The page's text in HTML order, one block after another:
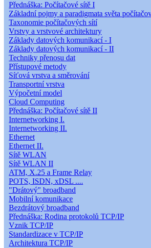
Přednáška: Počítačové sítě I
Základní pojmy a paradigmata světa
Taxonomie počítačových sítí
Vrstvy a vrstvové architektury
Základy datových komunikací - I
Základy datových komunikací - II
Techniky přenosu dat
Přístupové metody
Síťová vrstva a směrování
Transportní vrstva
Výpočetní model
Cloud Computing
Přednáška: Počítačové sítě II
Internetworking I.
Internetworking II.
Ethernet
Ethernet II.
Sítě WLAN
Sítě WLAN II
ATM, X.25 a Frame Relay
POTS, ISDN, xDSL ....
"Drátový" broadband
Mobilní komunikace
Bezdrátový broadband
Přednáška: Rodina protokolů TCP/IP
Vznik TCP/IP
Standardizace v TCP/IP
Architektura TCP/IP